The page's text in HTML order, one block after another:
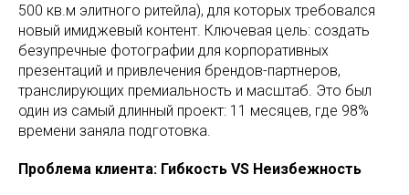
500 кв.м элитного ритейла), для которых требовался
новый имиджевый контент. Ключевая цель: создать
безупречные фотографии для корпоративных
презентаций и привлечения брендов-партнеров,
транслирующих премиальность и масштаб. Это был
один из самый длинный проект: 11 месяцев, где 98%
времени заняла подготовка.
Проблема клиента: Гибкость VS Неизбежность